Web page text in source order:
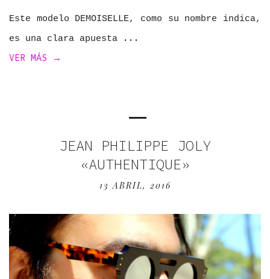
Este modelo DEMOISELLE, como su nombre indica,
es una clara apuesta
VER MÁS →
JEAN PHILIPPE JOLY
«AUTHENTIQUE»
13 ABRIL, 2016